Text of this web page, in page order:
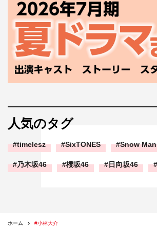
人気のタグ
timelesz SixTONES Snow Man
乃木坂46 櫻坂46 日向坂46
ホーム #小林大介